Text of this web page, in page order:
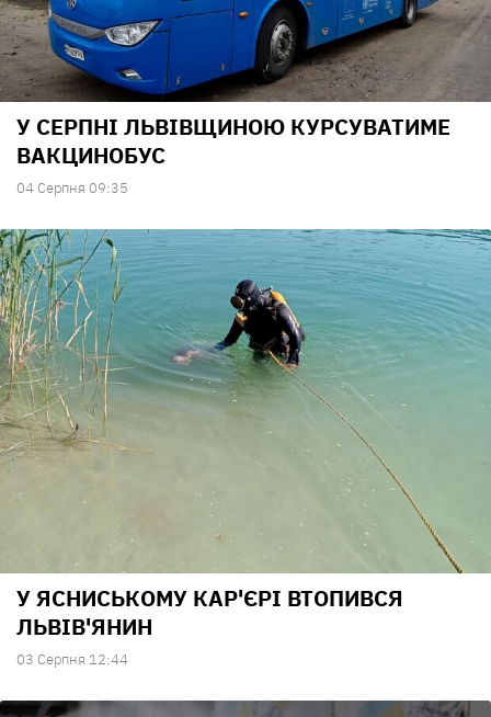
У СЕРПНІ ЛЬВІВЩИНОЮ КУРСУВАТИМЕ
ВАКЦИНОБУС
04 Серпня 09:35
У ЯСНИСЬКОМУ КАР'ЄРІ ВТОПИВСЯ
ЛЬВІВ'ЯНИН
03 Серпня 12:44